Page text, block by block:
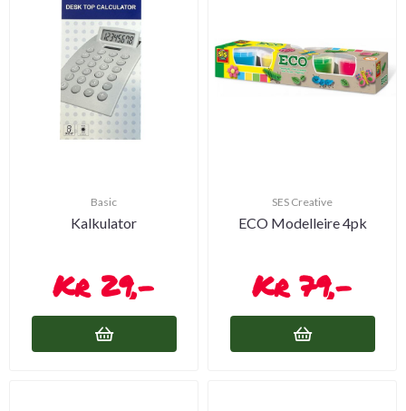
Basic
Kalkulator
29,-
SES Creative
ECO Modelleire 4pk
79,-